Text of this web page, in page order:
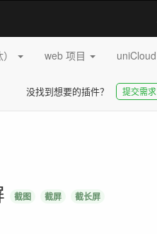
web 项目 uniCloud
没找到想要的插件？ 提交需求
截图 截屏
截长屏